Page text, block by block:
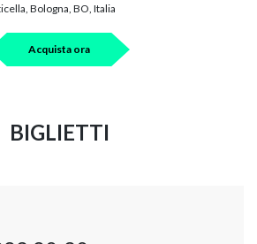
Bologna, BO, Italia
Acquista ora
BIGLIETTI